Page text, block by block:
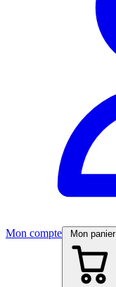
Mon compte Mon panier